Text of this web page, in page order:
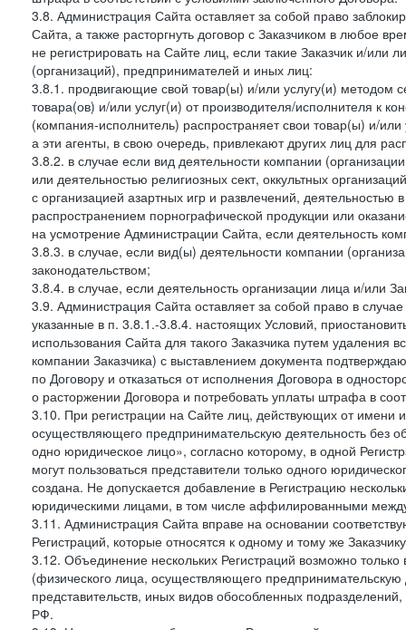
3.8. Администрация Сайта оставляет за собой право
Сайта, а также расторгнуть договор с Заказчиком в любое
не регистрировать на Сайте лиц, если такие Заказчик и/
(организаций), предпринимателей и иных лиц:
3.8.1. продвигающие свой товар(ы) и/или услугу(и) методом
товара(ов) и/или услуг(и) от производителя/исполнителя к
(компания-исполнитель) распространяет свои товар(ы) и/
а эти агенты, в свою очередь, привлекают других лиц для
3.8.2. в случае если вид деятельности компании
или деятельностью религиозных сект, оккультных
с организацией азартных игр и развлечений,
распространением порнографической продукции или
на усмотрение Администрации Сайта, если деятельность
3.8.3. в случае, если вид(ы) деятельности компании
законодательством;
3.8.4. в случае, если деятельность организации лица и/или
3.9. Администрация Сайта оставляет за собой право в
указанные в п. 3.8.1.-3.8.4. настоящих Условий,
использования Сайта для такого Заказчика путем
компании Заказчика) с выставлением документа
по Договору и отказаться от исполнения Договора в
о расторжении Договора и потребовать уплаты штрафа в
3.10. При регистрации на Сайте лиц, действующих от имени
осуществляющего предпринимательскую деятельность без
одно юридическое лицо», согласно которому, в одной
могут пользоваться представители только одного
создана. Не допускается добавление в Регистрацию
юридическими лицами, в том числе аффилированными
3.11. Администрация Сайта вправе на основании
Регистраций, которые относятся к одному и тому же
3.12. Объединение нескольких Регистраций возможно
(физического лица, осуществляющего
представительств, иных видов обособленных
РФ.